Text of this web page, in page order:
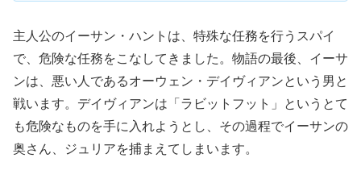
主人公のイーサン・ハントは、特殊な任務を行うスパイ
で、危険な任務をこなしてきました。物語の最後、イーサ
ンは、悪い人であるオーウェン・デイヴィアンという男と
戦います。デイヴィアンは「ラビットフット」というとて
も危険なものを手に入れようとし、その過程でイーサンの
奥さん、ジュリアを捕まえてしまいます。